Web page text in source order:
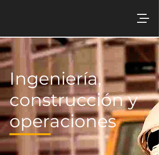
Ingeniería,
construcción y
operaciones